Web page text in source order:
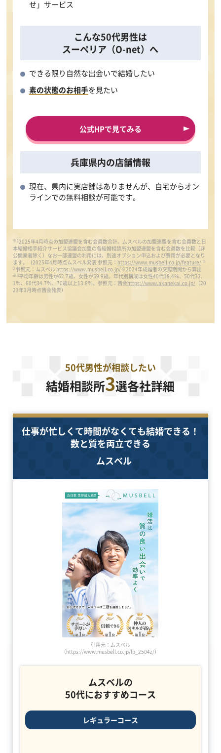
せ」サービス
こんな50代男性は
スーペリア（O-net）へ
できる限り自然な出会いで結婚したい
素の状態のお相手を見たい
公式HPで見てみる
兵庫県内の店舗情報
現在、県内に実店舗はありませんが、自宅からオン
ラインでの無料相談が可能です。
※12025年4月時点の加盟連盟を含む会員数合計。ムスベルの加盟連盟を含む会員数と日
本結婚相手紹介サービス協議会加盟の各結婚相談所の加盟連盟を含む会員数を比較（非
公開業者除く）なお一部連盟の利用には、別途オプション申込および費用が必要となり
ます。（2025年4月時点ムスベル発表 参照元： https://www.musbell.co.jp/feature/ ※
2参照元：ムスベル https://www.musbell.co.jp/※2024年成婚者の交際期間から算出
※3平均年齢は男性が62.7歳、女性が59.9歳。年代別構成は女性40代18.4％、50代33.
1％、60代34.7％、70歳以上13.8％。参照元：茜会https://www.akanekai.co.jp/ （20
23年3月時点茜会発表）
50代男性が相談したい
結婚相談所3選各社詳細
仕事が忙しくて時間がなくても結婚できる！
数と質を両立できる
ムスベル
引用元：ムスベル
（https://www.musbell.co.jp/lp_2504z/）
ムスベルの
50代におすすめコース
レギュラーコース